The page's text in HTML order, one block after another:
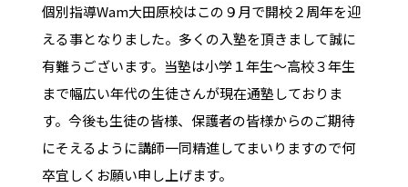
個別指導Wam大田原校はこの９月で開校２周年を迎
える事となりました。多くの入塾を頂きまして誠に
有難うございます。当塾は小学１年生～高校３年生
まで幅広い年代の生徒さんが現在通塾しておりま
す。今後も生徒の皆様、保護者の皆様からのご期待
にそえるように講師一同精進してまいりますので何
卒宜しくお願い申し上げます。